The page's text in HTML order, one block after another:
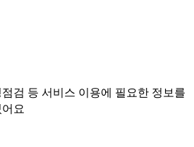
검 등 서비스 이용에 필요한 정보를
요